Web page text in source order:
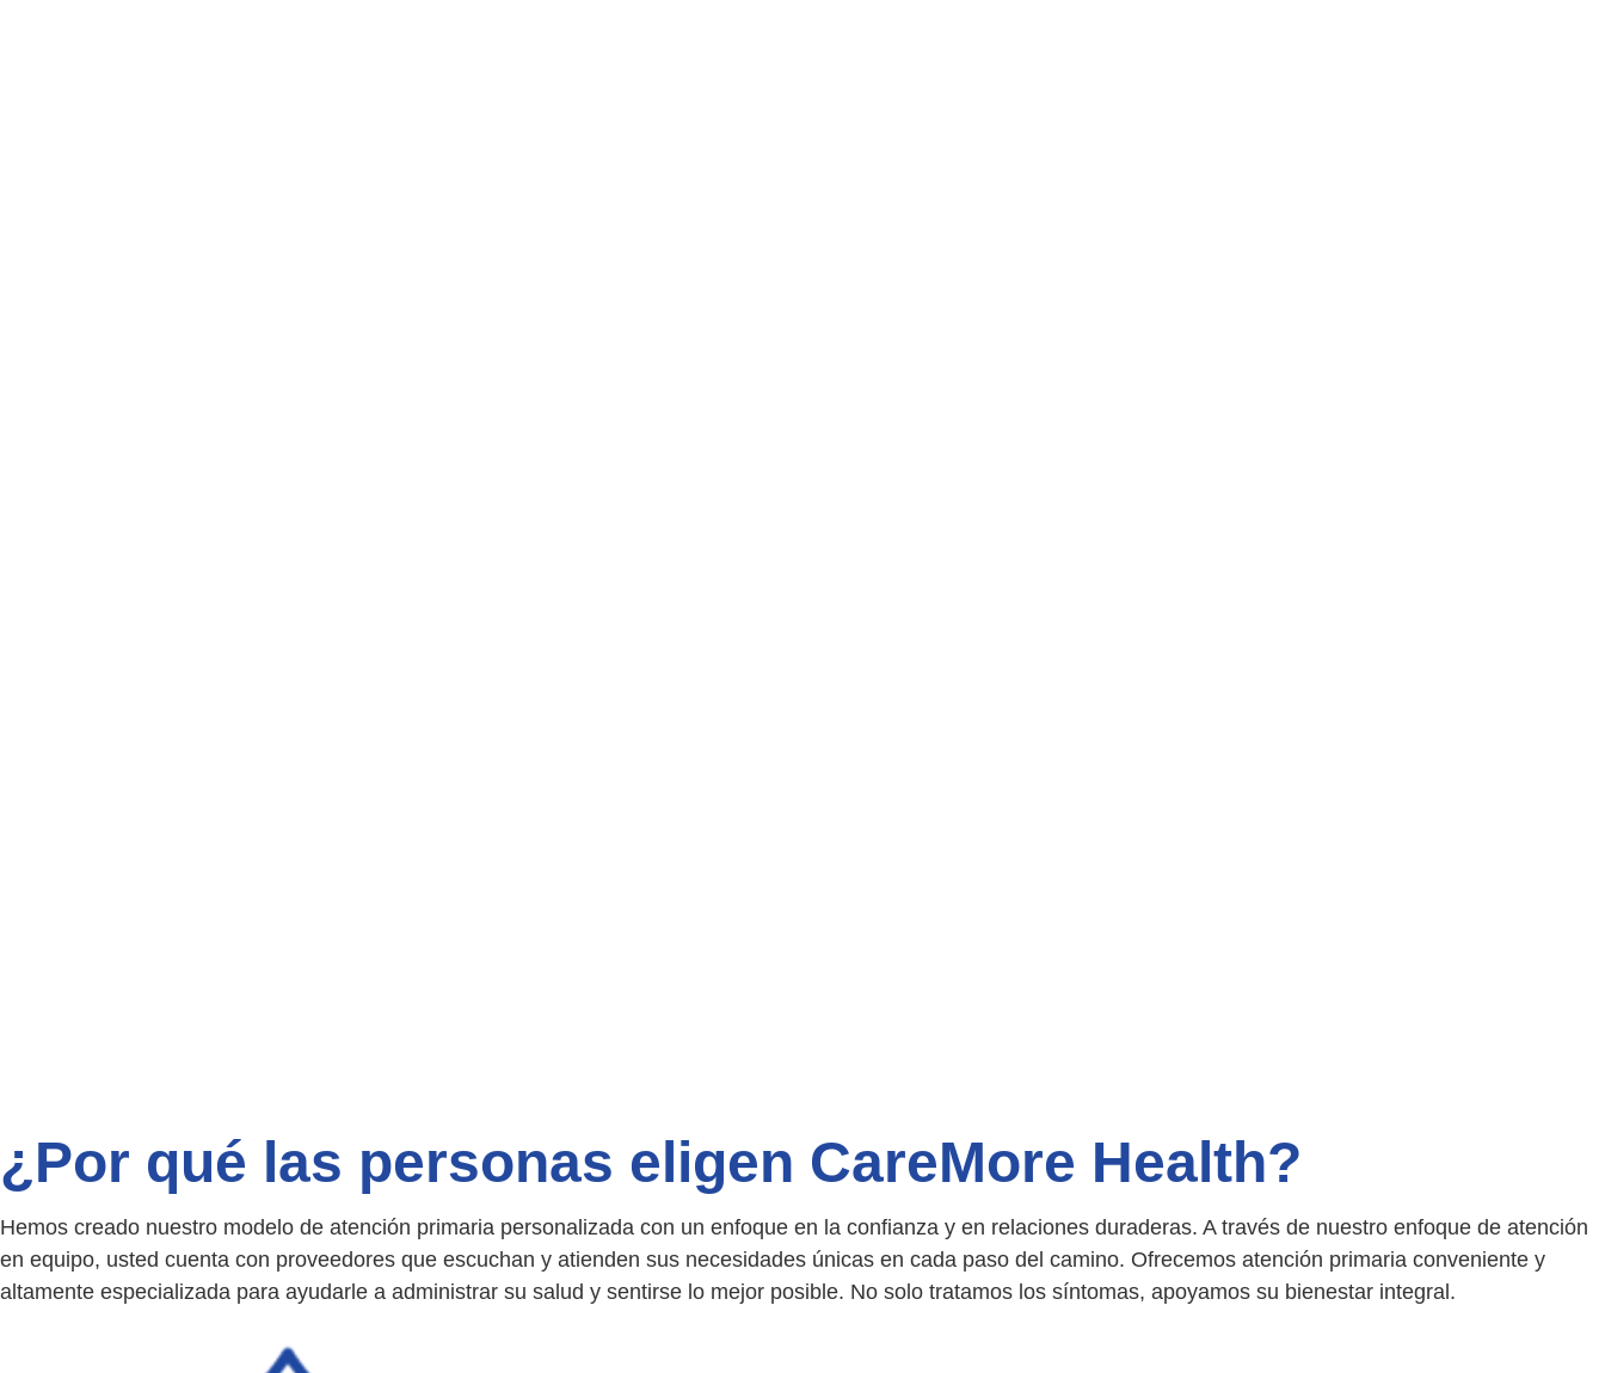
¿Por qué las personas eligen CareMore Health?
Hemos creado nuestro modelo de atención primaria personalizada con un enfoque en la confianza y en relaciones duraderas. A través de nuestro enfoque de atención
en equipo, usted cuenta con proveedores que escuchan y atienden sus necesidades únicas en cada paso del camino. Ofrecemos atención primaria conveniente y
altamente especializada para ayudarle a administrar su salud y sentirse lo mejor posible. No solo tratamos los síntomas, apoyamos su bienestar integral.